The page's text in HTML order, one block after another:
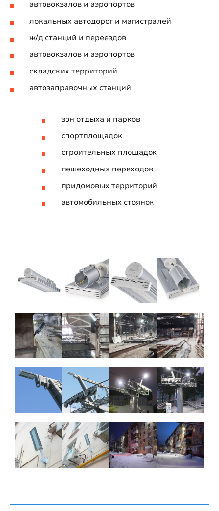
автовокзалов и аэропортов
локальных автодорог и магистралей
ж/д станций и переездов
автовокзалов и аэропортов
складских территорий
автозаправочных станций
зон отдыха и парков
спортплощадок
строительных площадок
пешеходных переходов
придомовых территорий
автомобильных стоянок